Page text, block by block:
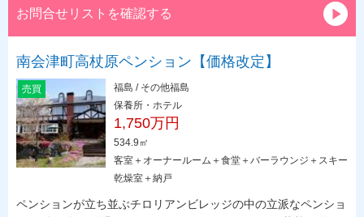
お問合せリストを確認する
南会津町高杖原ペンション【価格改定】
売買
福島 / その他福島
保養所・ホテル
1,750万円
534.9㎡
客室＋オーナールーム＋食堂＋バーラウンジ＋スキー
乾燥室＋納戸
ペンションが立ち並ぶチロリアンビレッジの中の立派なペンショ